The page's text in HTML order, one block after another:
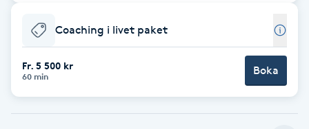
Barnklippning
BIAB
Coaching i livet paket
Fr. 5 500 kr
60 min Boka